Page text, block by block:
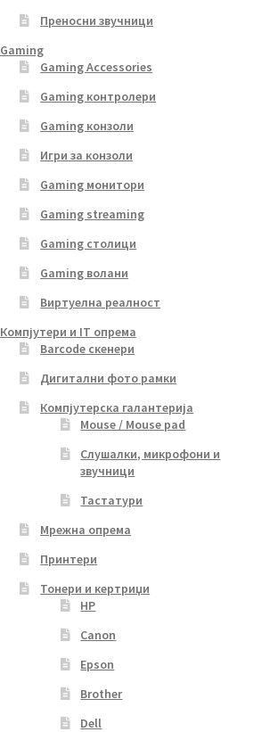
Преносни звучници
Gaming
Gaming Accessories
Gaming контролери
Gaming конзоли
Игри за конзоли
Gaming монитори
Gaming streaming
Gaming столици
Gaming волани
Виртуелна реалност
Компјутери и IT опрема
Barcode скенери
Дигитални фото рамки
Компјутерска галантерија
Mouse / Mouse pad
Слушалки, микрофони и
звучници
Тастатури
Мрежна опрема
Принтери
Тонери и кертриџи
HP
Canon
Epson
Brother
Dell